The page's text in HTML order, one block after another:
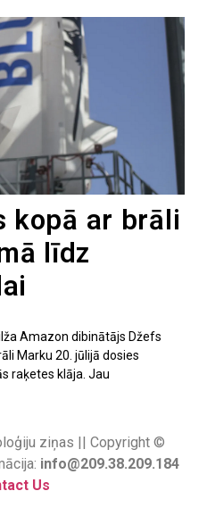
kopā ar brāli
līdz
Amazon dibinātājs Džefs
Marku 20. jūlijā dosies
raķetes klāja. Jau
ziņas || Copyright ©
info@209.38.209.184
Us